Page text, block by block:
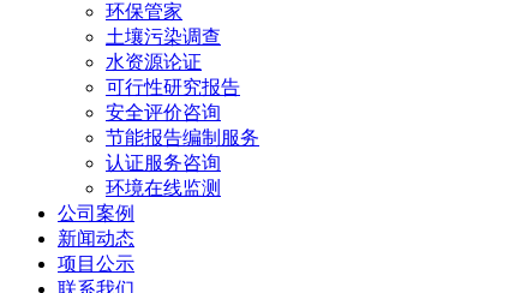
环保管家
土壤污染调查
水资源论证
可行性研究报告
安全评价咨询
节能报告编制服务
认证服务咨询
环境在线监测
公司案例
新闻动态
项目公示